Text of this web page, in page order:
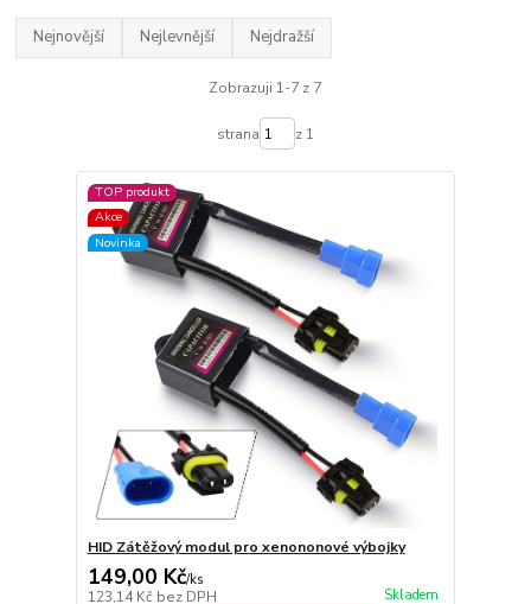
Nejnovější Nejlevnější Nejdražší
Zobrazuji 1-7 z 7
strana z 1
TOP produkt
Akce
Novinka
HID Zátěžový modul pro xenononové výbojky
149,00 Kč/ks
123,14 Kč bez DPH Skladem